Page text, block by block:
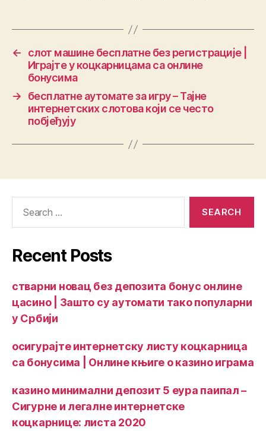
←
слот машине бесплатне без регистрације |
Играјте у коцкарницама са онлине
бонусима
→
бесплатне аутомате за игру – Тајне
интернетских слотова који се често
побјеђују
Recent Posts
стварни новац без депозита бонус онлине
цасино | Зашто су аутомати тако популарни
у Србији
осигурајте интернетску листу коцкарница
са бонусима | Онлине књиге о казино играма
казино минимални депозит 5 еура паипал –
Сигурне и легалне интернетске
коцкарнице: листа 2020